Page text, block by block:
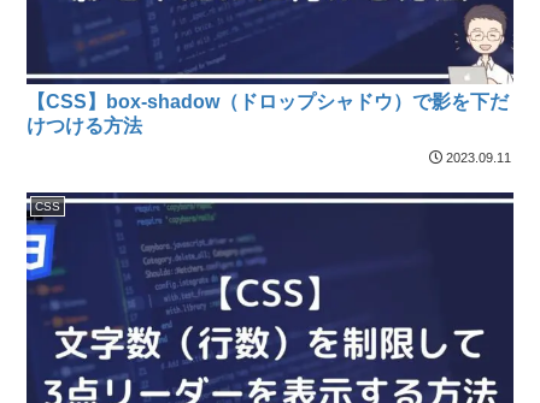
【CSS】box-shadow（ドロップシャドウ）で影を下だ
けつける方法
2023.09.11
CSS